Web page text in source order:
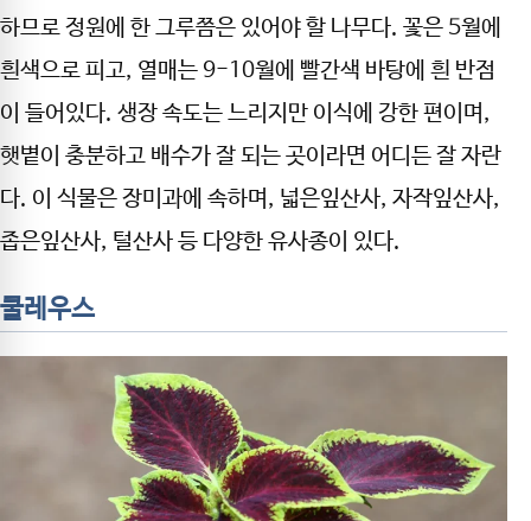
하므로 정원에 한 그루쯤은 있어야 할 나무다. 꽃은 5월에
흰색으로 피고, 열매는 9-10월에 빨간색 바탕에 흰 반점
이 들어있다. 생장 속도는 느리지만 이식에 강한 편이며,
햇볕이 충분하고 배수가 잘 되는 곳이라면 어디든 잘 자란
다. 이 식물은 장미과에 속하며, 넓은잎산사, 자작잎산사,
좁은잎산사, 털산사 등 다양한 유사종이 있다.
쿨레우스